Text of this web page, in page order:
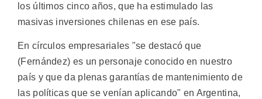
los últimos cinco años, que ha estimulado las
masivas inversiones chilenas en ese país.
En círculos empresariales "se destacó que
(Fernández) es un personaje conocido en nuestro
país y que da plenas garantías de mantenimiento de
las políticas que se venían aplicando" en Argentina,